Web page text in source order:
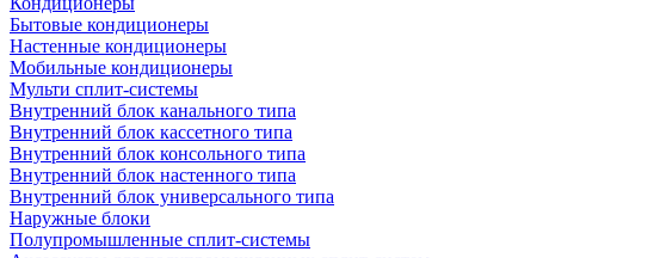
Бытовые кондиционеры
Настенные кондиционеры
Мобильные кондиционеры
Мульти сплит-системы
Внутренний блок канального типа
Внутренний блок кассетного типа
Внутренний блок консольного типа
Внутренний блок настенного типа
Внутренний блок универсального типа
Наружные блоки
Полупромышленные сплит-системы